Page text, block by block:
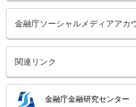
金融庁ソーシャルメディアアカ
関連リンク
金融庁金融研究センター